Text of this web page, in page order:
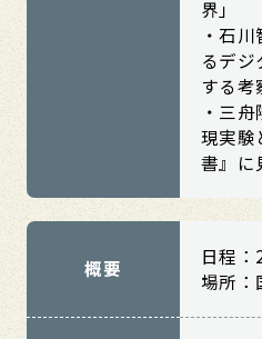
界」
・石
るデ
する考
・三
現実験
書』に
概要
日程
場所：